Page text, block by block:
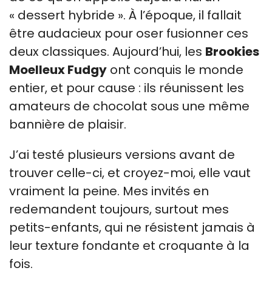
« dessert hybride ». À l’époque, il fallait
être audacieux pour oser fusionner ces
deux classiques. Aujourd’hui, les Brookies
Moelleux Fudgy ont conquis le monde
entier, et pour cause : ils réunissent les
amateurs de chocolat sous une même
bannière de plaisir.
J’ai testé plusieurs versions avant de
trouver celle-ci, et croyez-moi, elle vaut
vraiment la peine. Mes invités en
redemandent toujours, surtout mes
petits-enfants, qui ne résistent jamais à
leur texture fondante et croquante à la
fois.